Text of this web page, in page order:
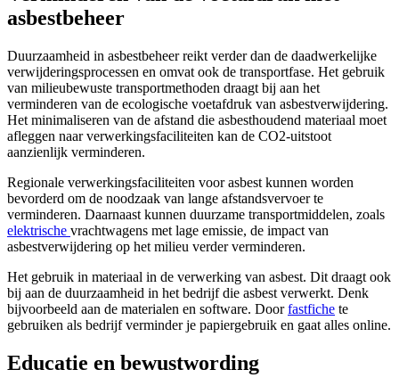
asbestbeheer
Duurzaamheid in asbestbeheer reikt verder dan de daadwerkelijke
verwijderingsprocessen en omvat ook de transportfase. Het gebruik
van milieubewuste transportmethoden draagt bij aan het
verminderen van de ecologische voetafdruk van asbestverwijdering.
Het minimaliseren van de afstand die asbesthoudend materiaal moet
afleggen naar verwerkingsfaciliteiten kan de CO2-uitstoot
aanzienlijk verminderen.
Regionale verwerkingsfaciliteiten voor asbest kunnen worden
bevorderd om de noodzaak van lange afstandsvervoer te
verminderen. Daarnaast kunnen duurzame transportmiddelen, zoals
elektrische vrachtwagens met lage emissie, de impact van
asbestverwijdering op het milieu verder verminderen.
Het gebruik in materiaal in de verwerking van asbest. Dit draagt ook
bij aan de duurzaamheid in het bedrijf die asbest verwerkt. Denk
bijvoorbeeld aan de materialen en software. Doorfastfiche te
gebruiken als bedrijf verminder je papiergebruik en gaat alles online.
Educatie en bewustwording